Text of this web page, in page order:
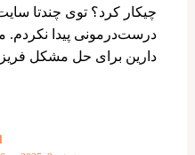
چیکار کرد؟ توی چندتا
درست‌درمونی پیدا
دارین برای حل مشکل